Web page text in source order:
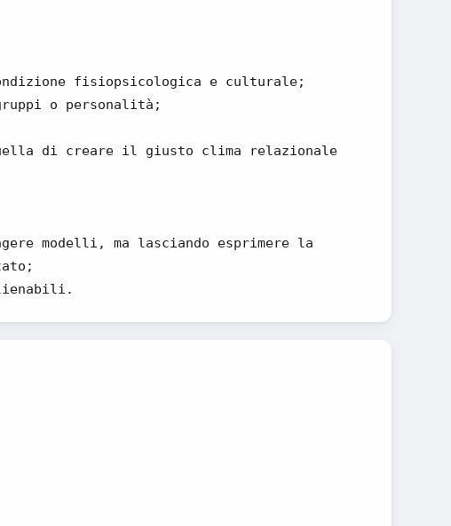
fisiopsicologica e culturale;
o personalità;
di creare il giusto clima relazionale
modelli, ma lasciando esprimere la